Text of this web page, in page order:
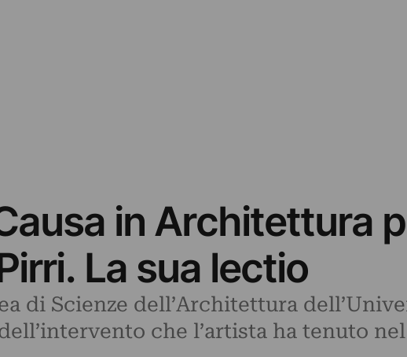
in Architettura
La sua lectio
di Scienze dell’Architettura
che l’artista ha tenuto